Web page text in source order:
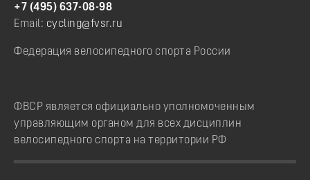
+7 (495) 637-08-98
Email: cycling@fvsr.ru
Федерация велосипедного спорта России
ФВСР является официально уполномоченным
управляющим органом для всех дисциплин
велосипедного спорта на территории РФ